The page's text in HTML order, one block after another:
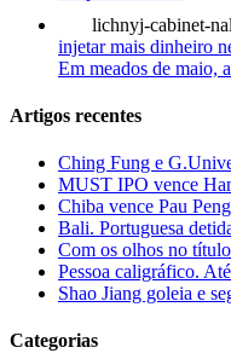
lichnyj-cabinet-
injetar mais dinheiro
Em meados de maio,
Artigos recentes
Ching Fung e
MUST IPO vence
Chiba vence Pau
Bali. Portuguesa
Com os olhos no
Pessoa caligráfico.
Shao Jiang goleia e
Categorias